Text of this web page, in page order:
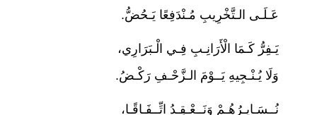
عَـلَـى الـتَّخْرِيبِ مُـنْدَفِعًا يَـحُضُّ.
يَـفِرُّ كَـمَا الْأَرَانِـبِ فِـي الْـبَرَارِي،
وَلَا يُـنْـجِيهِ يَــوْمَ الـزَّحْـفِ رَكْـضُ.
نُــسَـايِـرُهُـمْ وَنَــعْـقِـدُ اتِّــفَـاقًـا،